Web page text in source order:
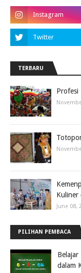
TERBARU
Profesi
Kuliner
June 08,
PILIHAN PEMBACA
dalam